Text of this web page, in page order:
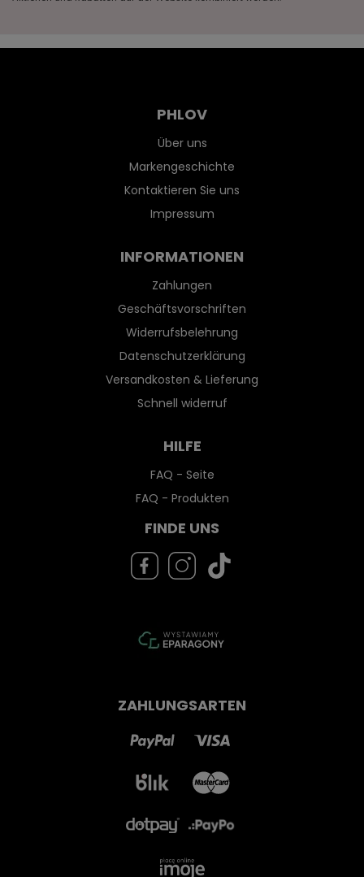
PHLOV
Über uns
Markengeschichte
Kontaktieren Sie uns
Impressum
INFORMATIONEN
Zahlungen
Geschäftsvorschriften
Widerrufsbelehrung
Datenschutzerklärung
Versandkosten & Lieferung
Schnell widerruf
HILFE
FAQ - Seite
FAQ - Produkten
FINDE UNS
ZAHLUNGSARTEN